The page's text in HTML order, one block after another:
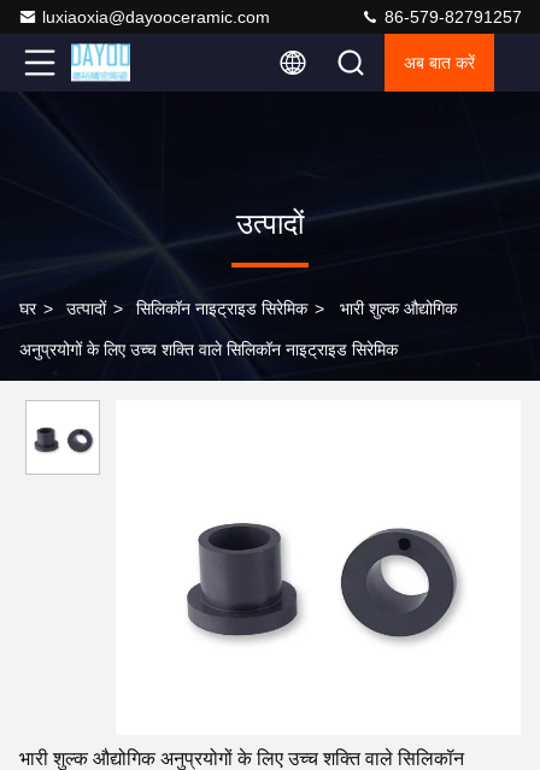
luxiaoxia@dayooceramic.com 86-579-82791257
अब बात करें
उत्पादों
घर > उत्पादों > सिलिकॉन नाइट्राइड सिरेमिक > भारी शुल्क औद्योगिक
अनुप्रयोगों के लिए उच्च शक्ति वाले सिलिकॉन नाइट्राइड सिरेमिक
भारी शुल्क औद्योगिक अनुप्रयोगों के लिए उच्च शक्ति वाले सिलिकॉन